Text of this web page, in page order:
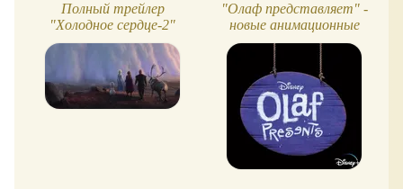
Полный трейлер
"Холодное сердце-2"
"Олаф представляет" -
новые анимационные
короткометражки со
снеговиком